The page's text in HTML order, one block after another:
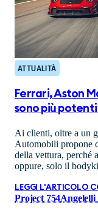
ATTUALITÀ
Ferrari, Aston
sono più potenti
Ai clienti, oltre a un
Automobili propone
della vettura, perché
oppure, solo il
LEGGI L'ARTICOLO
Project 754